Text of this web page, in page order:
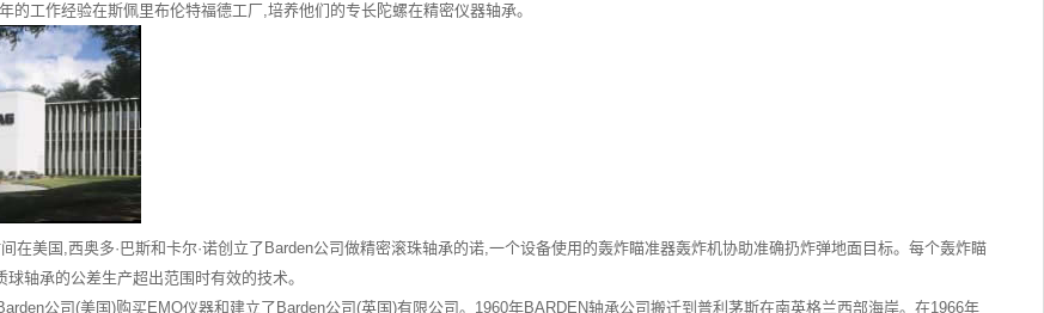
的工作经验在斯佩里布伦特福德工厂,培养他们的专长陀螺在精密仪器轴承。
美国,西奥多·巴斯和卡尔·诺创立了Barden公司做精密滚珠轴承的诺,一个设备使用的轰炸瞄准器轰炸机协助准确扔炸弹地面目标。每个轰炸瞄
轴承的公差生产超出范围时有效的技术。
公司(美国)购买EMO仪器和建立了Barden公司(英国)有限公司。1960年BARDEN轴承公司搬迁到普利茅斯在南英格兰西部海岸。在1966年